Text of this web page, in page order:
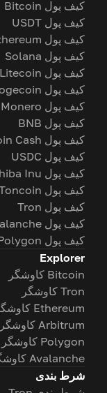
کیف پول Bitcoin
کیف پول USDT
کیف پول Ethereum
کیف پول Solana
کیف پول Litecoin
کیف پول Dogecoin
کیف پول Monero
کیف پول BNB
کیف پول Bitcoin Cash
کیف پول USDC
کیف پول Shiba Inu
کیف پول Toncoin
کیف پول Tron
کیف پول Avalanche
کیف پول Polygon
Explorer
Bitcoin کاوشگر
Tron کاوشگر
Ethereum کاوشگر
Arbitrum کاوشگر
Polygon کاوشگر
Avalanche کاوشگر
شرط بندی